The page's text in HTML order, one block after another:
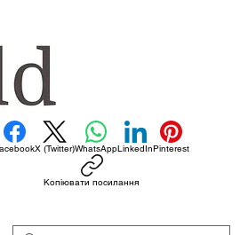
X (Twitter)WhatsAppLinkedInPinterest
Копіювати посилання